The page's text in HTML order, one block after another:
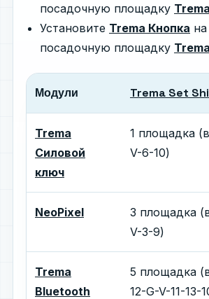
посадочную площадку
Установите Trema Кнопка
посадочную площадку
Модули Trema Set
Trema
Силовой
ключ
1 площадка
V-6-10)
NeoPixel
3 площадка
V-3-9)
Trema
Bluetooth
5 площадка
12-G-V-11-13-